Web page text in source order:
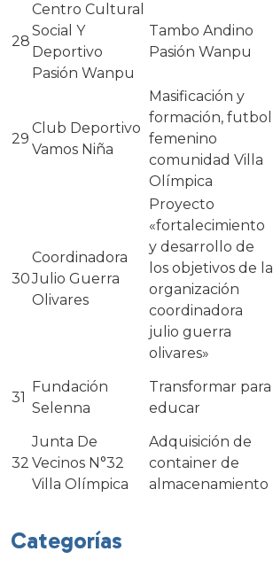
28
Centro Cultural
Social Y
Deportivo
Pasión Wanpu
Tambo Andino
Pasión Wanpu
29
Club Deportivo
Vamos Niña
Masificación y
formación, futbol
femenino
comunidad Villa
Olímpica
30
Coordinadora
Julio Guerra
Olivares
Proyecto
«fortalecimiento
y desarrollo de
los objetivos de la
organización
coordinadora
julio guerra
olivares»
31
Fundación
Selenna
Transformar para
educar
32
Junta De
Vecinos N°32
Villa Olímpica
Adquisición de
container de
almacenamiento
Categorías